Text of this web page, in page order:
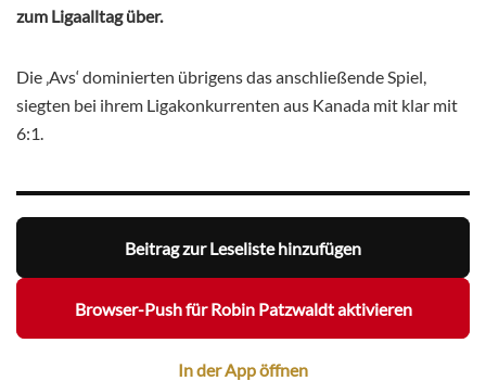
zum Ligaalltag über.
Die ‚Avs‘ dominierten übrigens das anschließende Spiel,
siegten bei ihrem Ligakonkurrenten aus Kanada mit klar mit
6:1.
Beitrag zur Leseliste hinzufügen
Browser-Push für Robin Patzwaldt aktivieren
In der App öffnen